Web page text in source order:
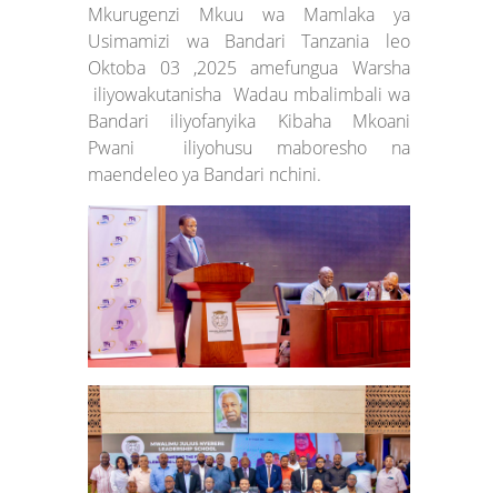
Mkurugenzi Mkuu wa Mamlaka ya
Usimamizi wa Bandari Tanzania leo
Oktoba 03 ,2025 amefungua Warsha
iliyowakutanisha Wadau mbalimbali wa
Bandari iliyofanyika Kibaha Mkoani
Pwani iliyohusu maboresho na
maendeleo ya Bandari nchini.